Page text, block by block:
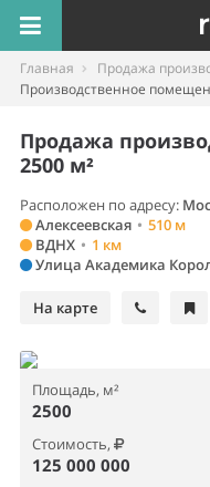
Главная
Продажа
Производственное
Продажа
2500 м²
Расположен по адресу:
Алексеевская • 510 м
ВДНХ • 1 км
Улица Академика
На карте
Площадь, м²
2500
Стоимость,
125 000 000